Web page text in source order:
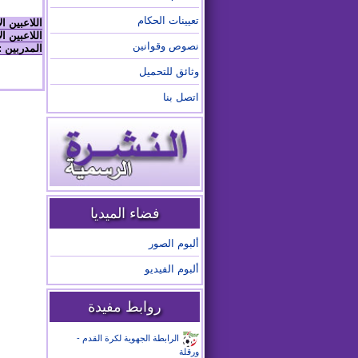
تعيينات الحكام
نصوص وقوانين
وثائق للتحميل
اتصل بنا
فضاء الميديا
ألبوم الصور
ألبوم الفيديو
روابط مفيدة
الرابطة الجهوية لكرة القدم -
ورقلة
اللاعبين
اللاعبين
المدربين :